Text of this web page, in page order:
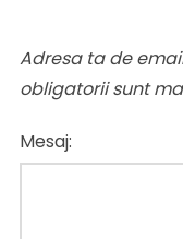
Adresa ta de
obligatorii sunt
Mesaj: